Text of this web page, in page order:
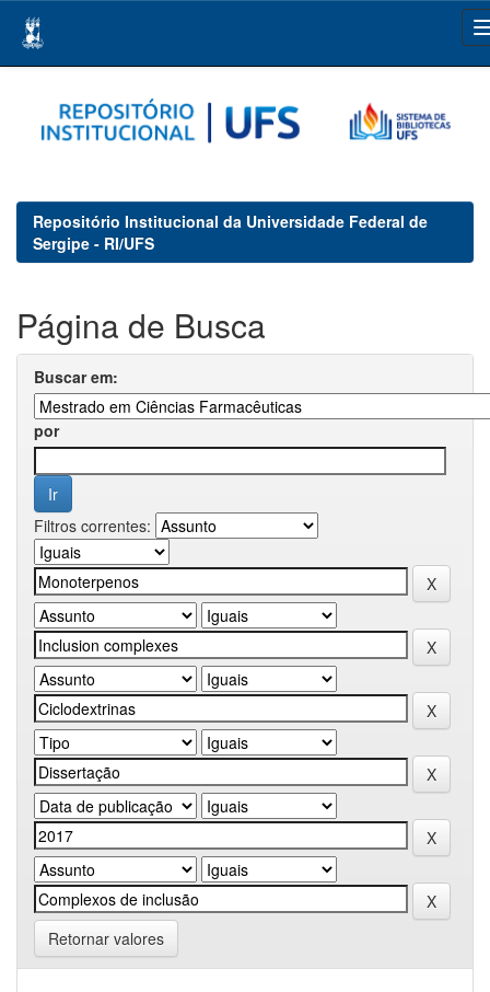
navigation
Repositório Institucional da Universidade Federal de
Sergipe - RI/UFS
Página de Busca
Buscar em:
por
Filtros correntes:
Retornar valores